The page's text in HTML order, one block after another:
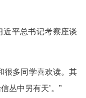
近平总书记考察座谈
很多同学喜欢读。其
丛中另有天’。”